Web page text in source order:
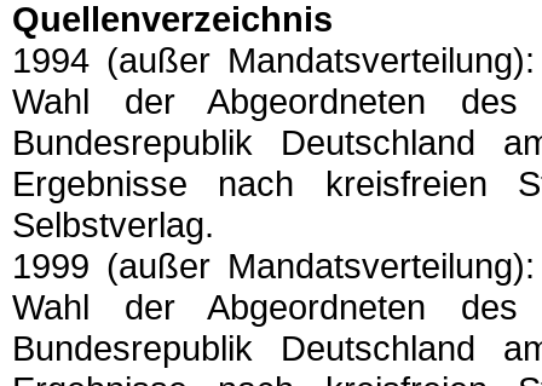
Quellenverzeichnis
1994 (außer
Wahl der Abgeordneten des
Bundesrepublik Deutschland
Ergebnisse nach kreisfreien
Selbstverlag.
1999 (außer
Wahl der Abgeordneten des
Bundesrepublik Deutschland